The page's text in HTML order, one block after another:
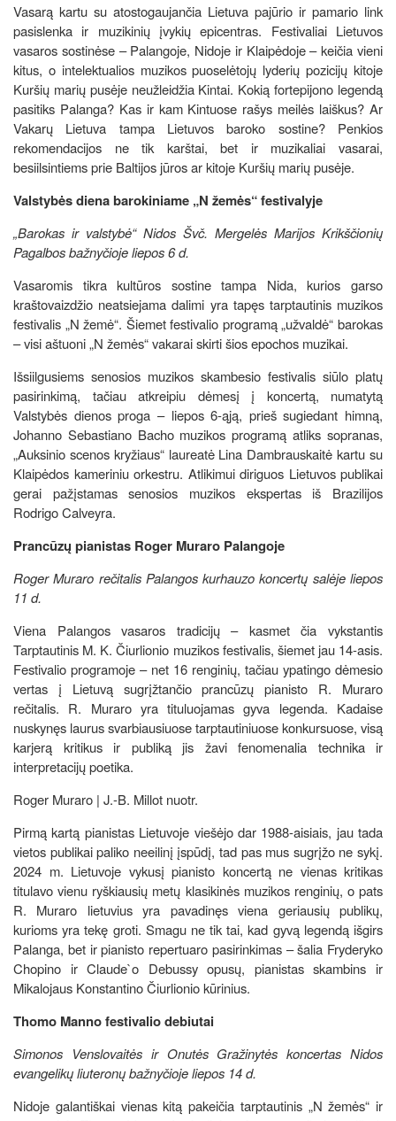
Vasarą kartu su atostogaujančia Lietuva pajūrio ir pamario link
pasislenka ir muzikinių įvykių epicentras. Festivaliai Lietuvos
vasaros sostinėse – Palangoje, Nidoje ir Klaipėdoje – keičia vieni
kitus, o intelektualios muzikos puoselėtojų lyderių pozicijų kitoje
Kuršių marių pusėje neužleidžia Kintai. Kokią fortepijono legendą
pasitiks Palanga? Kas ir kam Kintuose rašys meilės laiškus? Ar
Vakarų Lietuva tampa Lietuvos baroko sostine? Penkios
rekomendacijos ne tik karštai, bet ir muzikaliai vasarai,
besiilsintiems prie Baltijos jūros ar kitoje Kuršių marių pusėje.
Valstybės diena barokiniame „N žemės“ festivalyje
„Barokas ir valstybė“ Nidos Švč. Mergelės Marijos Krikščionių
Pagalbos bažnyčioje liepos 6 d.
Vasaromis tikra kultūros sostine tampa Nida, kurios garso
kraštovaizdžio neatsiejama dalimi yra tapęs tarptautinis muzikos
festivalis „N žemė“. Šiemet festivalio programą „užvaldė“ barokas
– visi aštuoni „N žemės“ vakarai skirti šios epochos muzikai.
Išsiilgusiems senosios muzikos skambesio festivalis siūlo platų
pasirinkimą, tačiau atkreipiu dėmesį į koncertą, numatytą
Valstybės dienos proga – liepos 6-ąją, prieš sugiedant himną,
Johanno Sebastiano Bacho muzikos programą atliks sopranas,
„Auksinio scenos kryžiaus“ laureatė Lina Dambrauskaitė kartu su
Klaipėdos kameriniu orkestru. Atlikimui diriguos Lietuvos publikai
gerai pažįstamas senosios muzikos ekspertas iš Brazilijos
Rodrigo Calveyra.
Prancūzų pianistas Roger Muraro Palangoje
Roger Muraro rečitalis Palangos kurhauzo koncertų salėje liepos
11 d.
Viena Palangos vasaros tradicijų – kasmet čia vykstantis
Tarptautinis M. K. Čiurlionio muzikos festivalis, šiemet jau 14-asis.
Festivalio programoje – net 16 renginių, tačiau ypatingo dėmesio
vertas į Lietuvą sugrįžtančio prancūzų pianisto R. Muraro
rečitalis. R. Muraro yra tituluojamas gyva legenda. Kadaise
nuskynęs laurus svarbiausiuose tarptautiniuose konkursuose, visą
karjerą kritikus ir publiką jis žavi fenomenalia technika ir
interpretacijų poetika.
Roger Muraro | J.-B. Millot nuotr.
Pirmą kartą pianistas Lietuvoje viešėjo dar 1988-aisiais, jau tada
vietos publikai paliko neeilinį įspūdį, tad pas mus sugrįžo ne sykį.
2024 m. Lietuvoje vykusį pianisto koncertą ne vienas kritikas
titulavo vienu ryškiausių metų klasikinės muzikos renginių, o pats
R. Muraro lietuvius yra pavadinęs viena geriausių publikų,
kurioms yra tekę groti. Smagu ne tik tai, kad gyvą legendą išgirs
Palanga, bet ir pianisto repertuaro pasirinkimas – šalia Fryderyko
Chopino ir Claude`o Debussy opusų, pianistas skambins ir
Mikalojaus Konstantino Čiurlionio kūrinius.
Thomo Manno festivalio debiutai
Simonos Venslovaitės ir Onutės Gražinytės koncertas Nidos
evangelikų liuteronų bažnyčioje liepos 14 d.
Nidoje galantiškai vienas kitą pakeičia tarptautinis „N žemės“ ir